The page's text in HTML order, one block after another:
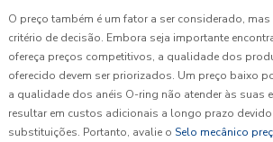
O preço também é um fator a ser considerado,
critério de decisão. Embora seja importante
ofereça preços competitivos, a qualidade dos
oferecido devem ser priorizados. Um preço baixo
a qualidade dos anéis O-ring não atender às suas
resultar em custos adicionais a longo prazo
substituições. Portanto, avalie o Selo mecânico